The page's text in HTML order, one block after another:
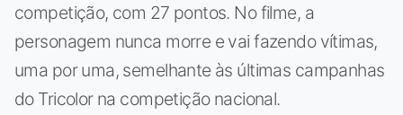
competição, com 27 pontos. No filme, a
personagem nunca morre e vai fazendo vítimas,
uma por uma, semelhante às últimas campanhas
do Tricolor na competição nacional.